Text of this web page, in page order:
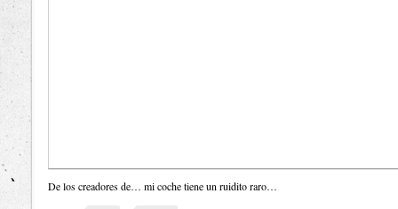
De los creadores de… mi coche tiene un ruidito raro…